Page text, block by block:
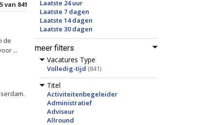
Laatste 24 uur
Laatste 7 dagen
Laatste 14 dagen
Laatste 30 dagen
meer filters
Vacatures Type
Volledig-tijd (841)
Titel
Activiteitenbegeleider
Administratief
Adviseur
Allround
van 841
de
...